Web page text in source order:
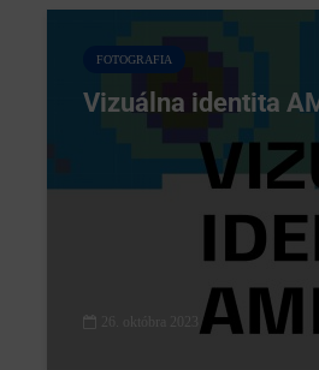
FOTOGRAFIA
Vizuálna identita